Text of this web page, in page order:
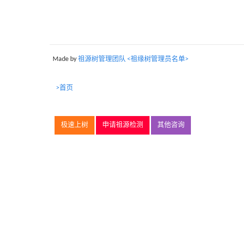
Made by 祖源树管理团队 <祖缘树管理员名单>
>首页
极速上树 申请祖源检测 其他咨询